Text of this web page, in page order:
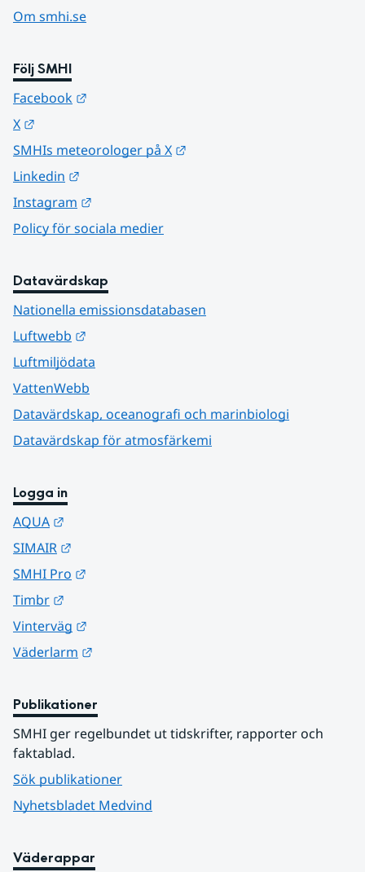
Om smhi.se
Följ SMHI
Facebook
X
SMHIs meteorologer på X
Linkedin
Instagram
Policy för sociala medier
Datavärdskap
Nationella emissionsdatabasen
Luftwebb
Luftmiljödata
VattenWebb
Datavärdskap, oceanografi och marinbiologi
Datavärdskap för atmosfärkemi
Logga in
AQUA
SIMAIR
SMHI Pro
Timbr
Vinterväg
Väderlarm
Publikationer
SMHI ger regelbundet ut tidskrifter, rapporter och
faktablad.
Sök publikationer
Nyhetsbladet Medvind
Väderappar